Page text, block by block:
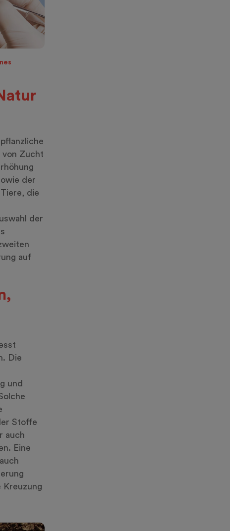
von Zucht
der
die
der
auf
Die
und
Stoffe
auch
Eine